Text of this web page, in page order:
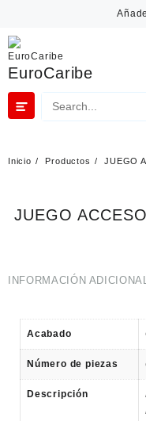
EuroCaribe
Inicio Productos JUEGO
JUEGO
INFORMACIÓN ADICIONAL
Acabado
Número de piezas
Descripción